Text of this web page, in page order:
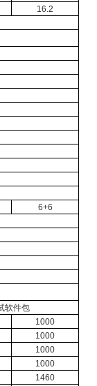
16.2
6+6
软件包
1000
1000
1000
1000
1460